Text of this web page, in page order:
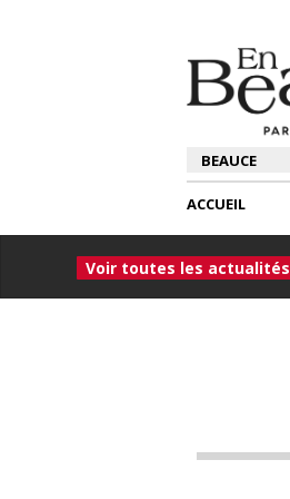
ACCUEIL
Voir toutes les actualités